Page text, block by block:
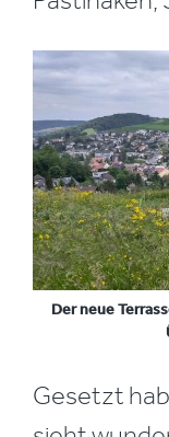
Der neue
Gesetzt